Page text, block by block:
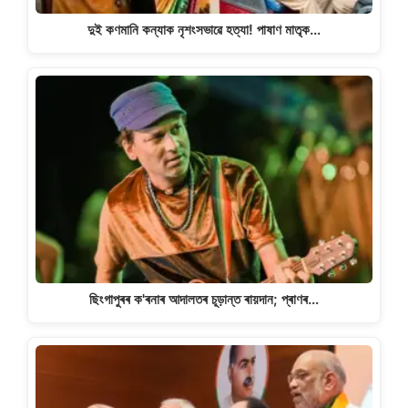
দুই কণমানি কন্যাক নৃশংসভাৱে হত্যা! পাষাণ মাতৃক…
ছিংগাপুৰৰ ক'ৰনাৰ আদালতৰ চূড়ান্ত ৰায়দান; প্ৰাণৰ…